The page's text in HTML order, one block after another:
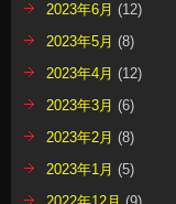
2023年6月 (12)
2023年5月 (8)
2023年4月 (12)
2023年3月 (6)
2023年2月 (8)
2023年1月 (5)